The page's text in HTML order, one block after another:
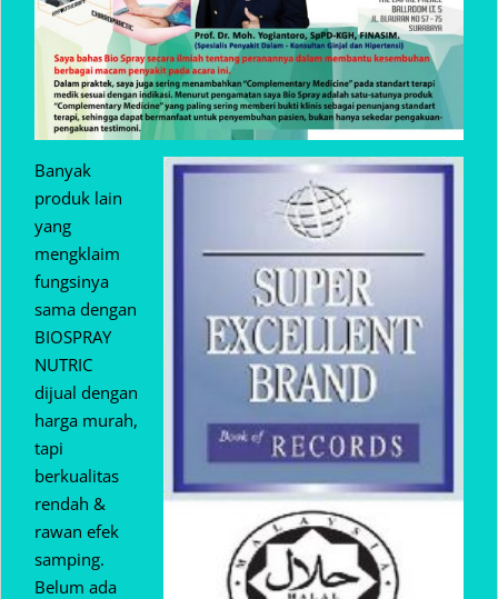
Banyak
produk lain
yang
mengklaim
fungsinya
sama dengan
BIOSPRAY
NUTRIC
dijual dengan
harga murah,
tapi
berkualitas
rendah &
rawan efek
samping.
Belum ada